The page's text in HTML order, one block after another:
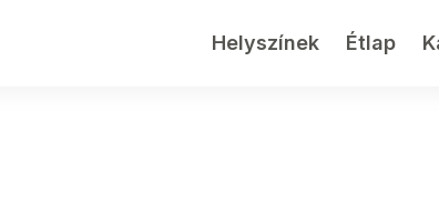
Helyszínek Étlap